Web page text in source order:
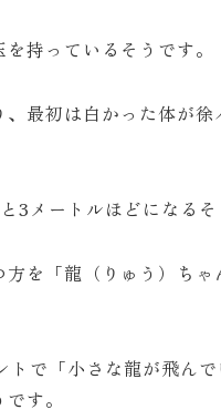
持っているそうです。
最初は白かった体が
3メートルほどになるそ
を「龍（りゅう）ちゃ
で「小さな龍が飛ん
す。